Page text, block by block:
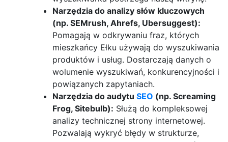
Narzędzia do analizy słów kluczowych
(np. SEMrush, Ahrefs, Ubersuggest):
Pomagają w odkrywaniu fraz, których
mieszkańcy Ełku używają do wyszukiwania
produktów i usług. Dostarczają danych o
wolumenie wyszukiwań, konkurencyjności i
powiązanych zapytaniach.
Narzędzia do audytu SEO (np. Screaming
Frog, Sitebulb): Służą do kompleksowej
analizy technicznej strony internetowej.
Pozwalają wykryć błędy w strukturze,